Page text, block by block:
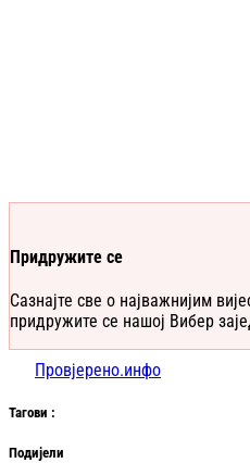
Придружите се
Сазнајте све о најважнијим
придружите се нашој Вибер
Провјерено.инфо
Тагови :
Подијели